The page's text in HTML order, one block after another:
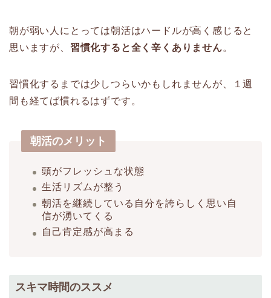
朝が弱い人にとっては朝活はハードルが高く感じると
思いますが、 習慣化すると全く辛くありません。
習慣化するまでは少しつらいかもしれませんが、１週
間も経てば慣れるはずです。
朝活のメリット
頭がフレッシュな状態
生活リズムが整う
朝活を継続している自分を誇らしく思い自
信が湧いてくる
自己肯定感が高まる
スキマ時間のススメ